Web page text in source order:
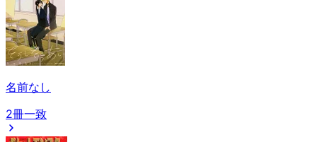
名前なし
2冊一致